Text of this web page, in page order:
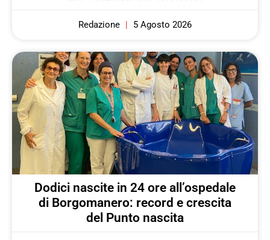
Redazione 5 Agosto 2026
Dodici nascite in 24 ore all’ospedale
di Borgomanero: record e crescita
del Punto nascita